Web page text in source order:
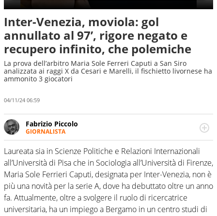
Inter-Venezia, moviola: gol
annullato al 97’, rigore negato e
recupero infinito, che polemiche
La prova dell’arbitro Maria Sole Ferreri Caputi a San Siro
analizzata ai raggi X da Cesari e Marelli, il fischietto livornese ha
ammonito 3 giocatori
04/11/24 06:59
Fabrizio Piccolo
GIORNALISTA
Nella sua carriera ha seguito numerose manifestazioni
sportive e collaborato con agenzie e testate. Esperienza,
competenza, conoscenza e memoria storica. Si occupa
prevalentemente di calcio
Laureata sia in Scienze Politiche e Relazioni Internazionali
all’Università di Pisa che in Sociologia all’Università di Firenze,
Maria Sole Ferrieri Caputi, designata per Inter-Venezia, non è
più una novità per la serie A, dove ha debuttato oltre un anno
fa. Attualmente, oltre a svolgere il ruolo di ricercatrice
universitaria, ha un impiego a Bergamo in un centro studi di